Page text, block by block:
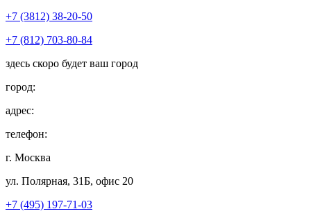
+7 (3812) 38-20-50
+7 (812) 703-80-84
здесь скоро будет ваш город
город:
адрес:
телефон:
г. Москва
ул. Полярная, 31Б, офис 20
+7 (495) 197-71-03